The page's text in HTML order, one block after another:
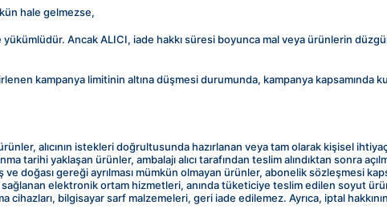
hale gelmezse,
yükümlüdür. Ancak ALICI, iade hakkı süresi boyunca mal veya ürünlerin
kampanya limitinin altına düşmesi durumunda, kampanya kapsamında
alıcının istekleri doğrultusunda hazırlanan veya tam olarak kişisel
yaklaşan ürünler, ambalajı alıcı tarafından teslim alındıktan sonra
doğası gereği ayrılması mümkün olmayan ürünler, abonelik sözleşmesi
elektronik ortam hizmetleri, anında tüketiciye teslim edilen soyut
cihazları, bilgisayar sarf malzemeleri, geri iade edilemez. Ayrıca, iptal